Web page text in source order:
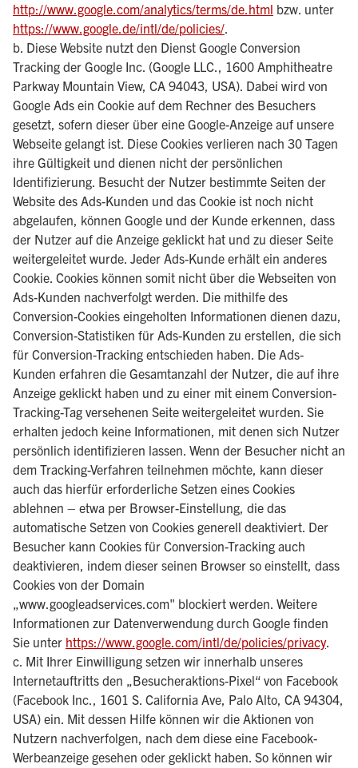
http://www.google.com/analytics/terms/de.html bzw. unter
https://www.google.de/intl/de/policies/.
b. Diese Website nutzt den Dienst Google Conversion
Tracking der Google Inc. (Google LLC., 1600 Amphitheatre
Parkway Mountain View, CA 94043, USA). Dabei wird von
Google Ads ein Cookie auf dem Rechner des Besuchers
gesetzt, sofern dieser über eine Google-Anzeige auf unsere
Webseite gelangt ist. Diese Cookies verlieren nach 30 Tagen
ihre Gültigkeit und dienen nicht der persönlichen
Identifizierung. Besucht der Nutzer bestimmte Seiten der
Website des Ads-Kunden und das Cookie ist noch nicht
abgelaufen, können Google und der Kunde erkennen, dass
der Nutzer auf die Anzeige geklickt hat und zu dieser Seite
weitergeleitet wurde. Jeder Ads-Kunde erhält ein anderes
Cookie. Cookies können somit nicht über die Webseiten von
Ads-Kunden nachverfolgt werden. Die mithilfe des
Conversion-Cookies eingeholten Informationen dienen dazu,
Conversion-Statistiken für Ads-Kunden zu erstellen, die sich
für Conversion-Tracking entschieden haben. Die Ads-
Kunden erfahren die Gesamtanzahl der Nutzer, die auf ihre
Anzeige geklickt haben und zu einer mit einem Conversion-
Tracking-Tag versehenen Seite weitergeleitet wurden. Sie
erhalten jedoch keine Informationen, mit denen sich Nutzer
persönlich identifizieren lassen. Wenn der Besucher nicht an
dem Tracking-Verfahren teilnehmen möchte, kann dieser
auch das hierfür erforderliche Setzen eines Cookies
ablehnen – etwa per Browser-Einstellung, die das
automatische Setzen von Cookies generell deaktiviert. Der
Besucher kann Cookies für Conversion-Tracking auch
deaktivieren, indem dieser seinen Browser so einstellt, dass
Cookies von der Domain
„www.googleadservices.com" blockiert werden. Weitere
Informationen zur Datenverwendung durch Google finden
Sie unter https://www.google.com/intl/de/policies/privacy.
c. Mit Ihrer Einwilligung setzen wir innerhalb unseres
Internetauftritts den „Besucheraktions-Pixel“ von Facebook
(Facebook Inc., 1601 S. California Ave, Palo Alto, CA 94304,
USA) ein. Mit dessen Hilfe können wir die Aktionen von
Nutzern nachverfolgen, nach dem diese eine Facebook-
Werbeanzeige gesehen oder geklickt haben. So können wir